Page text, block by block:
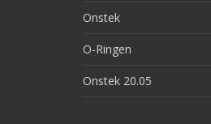
Onstek
O-Ringen
Onstek 20.05